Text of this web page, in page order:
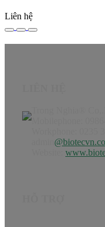
Liên hệ